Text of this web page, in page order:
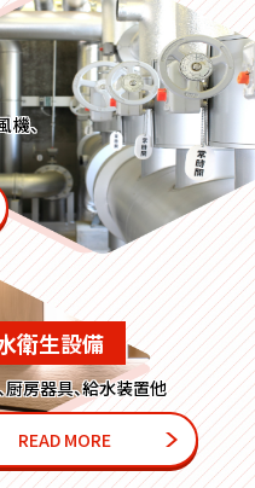
機、
衛生設備
厨房器具、給水装置他
READ MORE